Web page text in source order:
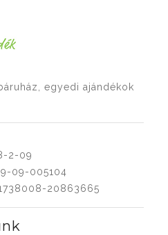
egyedi ajándékok
2-09
09-005104
20863665